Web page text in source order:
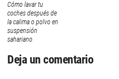
Cómo lavar tu
coches después de
la calima o polvo en
suspensión
sahariano
Deja un comentario